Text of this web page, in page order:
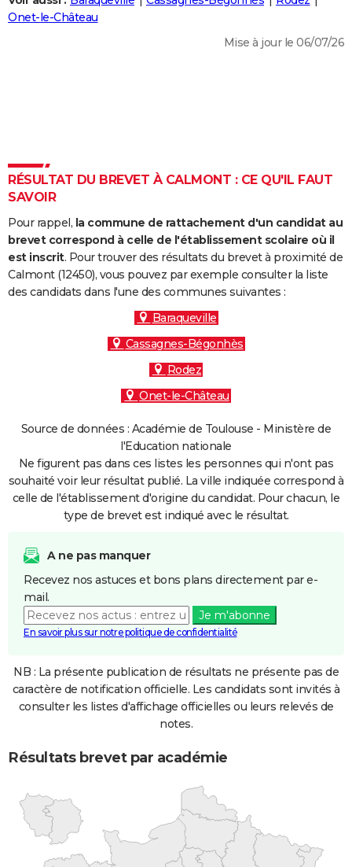
Destinations
City break
Voyage nature
Voyage de noces
Forum
Climat
+
PHOTO
Dictionnaire
Biographies
Citations
Expressions
Proverbes
PROGRAMME TV
S'inscrire
Se connecter
Lycées
Collèges
Primaires
Universités
Entreprises
Service militaire
Avis de recherche
AVIS DE DÉCÈS
FORUM
Onet-le-Château
Mise à jour le 06/07/26
RÉSULTAT DU BREVET À CALMONT : CE QU'IL FAUT
SAVOIR
Pour rappel, la commune de rattachement d'un candidat au
brevet correspond à celle de l'établissement scolaire où il
est inscrit. Pour trouver des résultats du brevet à proximité de
Calmont (12450), vous pouvez par exemple consulter la liste
des candidats dans l'une des communes suivantes :
Baraqueville
Cassagnes-Bégonhès
Rodez
Onet-le-Château
Source de données : Académie de Toulouse - Ministère de
l'Education nationale
Ne figurent pas dans ces listes les personnes qui n'ont pas
souhaité voir leur résultat publié. La ville indiquée correspond à
celle de l'établissement d'origine du candidat. Pour chacun, le
type de brevet est indiqué avec le résultat.
A ne pas manquer
Recevez nos astuces et bons plans directement par e-
mail.
Je m'abonne
En savoir plus sur notre politique de confidentialité
NB : La présente publication de résultats ne présente pas de
caractère de notification officielle. Les candidats sont invités à
consulter les listes d'affichage officielles ou leurs relevés de
notes.
Résultats brevet par académie